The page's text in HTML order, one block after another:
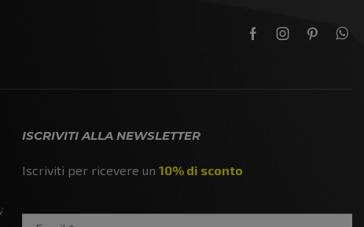
ISCRIVITI ALLA NEWSLETTER
Iscriviti per ricevere un 10% di sconto